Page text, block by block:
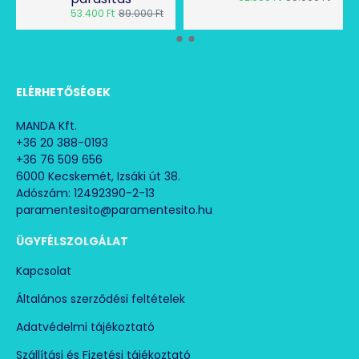
és párásítás
Hatékony, párolgás okozta lehűlés
Beállítható kifújási irány, forgatható lamellák
4 ventilátor fokozat
Éjjeli üzemmód
Nagy víztartály
Csendes üzemmód
Energiahstékony
Automatikus kikapcsolási funkció 15 óra után
Szűrőszárító funkció
Könnyen mozgatható
Kábelfeltekercselő
53.400 Ft 89.000 Ft
ELÉRHETŐSÉGEK
MANDA Kft.
+36 20 388-0193
+36 76 509 656
6000 Kecskemét, Izsáki út 38.
Adószám: 12492390-2-13
paramentesito@paramentesito.hu
ÜGYFÉLSZOLGÁLAT
Kapcsolat
Általános szerződési feltételek
Adatvédelmi tájékoztató
Szállítási és Fizetési tájékoztató